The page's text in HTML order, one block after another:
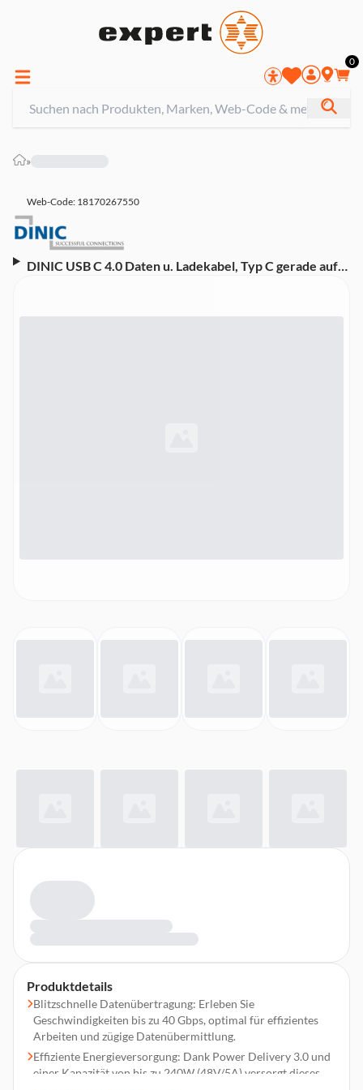
0
»
Web-Code: 18170267550
DINIC USB C 4.0 Daten u. Ladekabel, Typ C gerade auf
Produktdetails
Blitzschnelle Datenübertragung: Erleben Sie
Geschwindigkeiten bis zu 40 Gbps, optimal für effizientes
Arbeiten und zügige Datenübermittlung.
Effiziente Energieversorgung: Dank Power Delivery 3.0 und
einer Kapazität von bis zu 240W (48V/5A) versorgt dieses